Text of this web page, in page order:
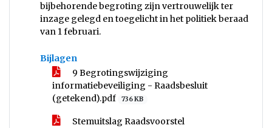
bijbehorende begroting zijn vertrouwelijk ter
inzage gelegd en toegelicht in het politiek beraad
van 1 februari.
Bijlagen
9 Begrotingswijziging
informatiebeveiliging - Raadsbesluit
(getekend).pdf
736 KB
Stemuitslag Raadsvoorstel